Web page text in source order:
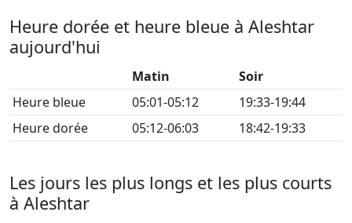
Heure dorée et heure bleue à Aleshtar
aujourd'hui
Matin
Soir
Heure bleue
05:01-05:12
19:33-19:44
Heure dorée
05:12-06:03 18:42-19:33
Les jours les plus longs et les plus courts
à Aleshtar